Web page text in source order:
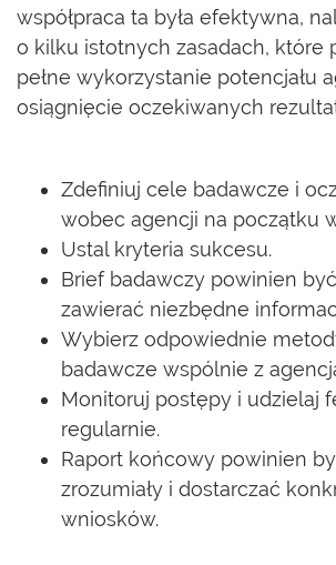
współpraca ta była efektywna,
o kilku istotnych zasadach, które
pełne wykorzystanie potencjału
osiągnięcie oczekiwanych
Zdefiniuj cele badawcze i
wobec agencji na początku
Ustal kryteria sukcesu.
Brief badawczy powinien
zawierać niezbędne
Wybierz odpowiednie
badawcze wspólnie z
Monitoruj postępy i udzielaj
regularnie.
Raport końcowy powinien
zrozumiały i dostarczać
wniosków.